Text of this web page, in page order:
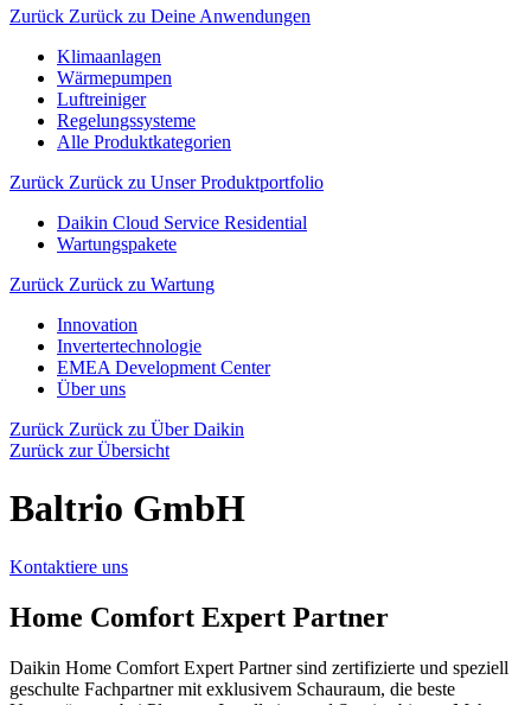
Zurück Zurück zu Deine Anwendungen
Klimaanlagen
Wärmepumpen
Luftreiniger
Regelungssysteme
Alle Produktkategorien
Zurück Zurück zu Unser Produktportfolio
Daikin Cloud Service Residential
Wartungspakete
Zurück Zurück zu Wartung
Innovation
Invertertechnologie
EMEA Development Center
Über uns
Zurück Zurück zu Über Daikin
Zurück zur Übersicht
Baltrio GmbH
Kontaktiere uns
Home Comfort Expert Partner
Daikin Home Comfort Expert Partner sind zertifizierte und speziell
geschulte Fachpartner mit exklusivem Schauraum, die beste